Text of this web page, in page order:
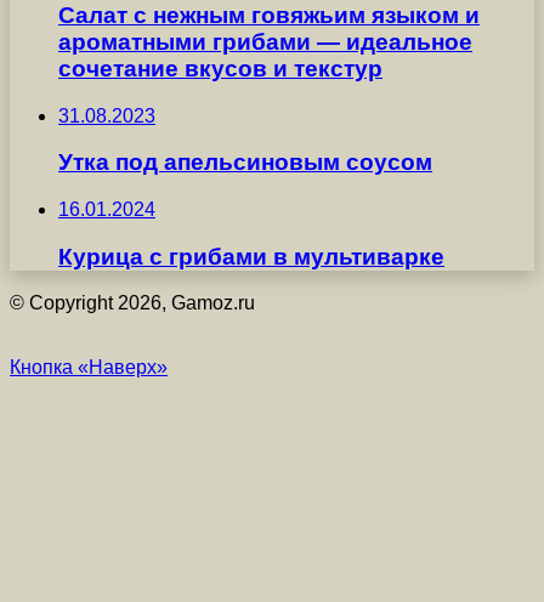
Салат с нежным говяжьим языком и
ароматными грибами — идеальное
сочетание вкусов и текстур
31.08.2023
Утка под апельсиновым соусом
16.01.2024
Курица с грибами в мультиварке
© Copyright 2026, Gamoz.ru
Кнопка «Наверх»